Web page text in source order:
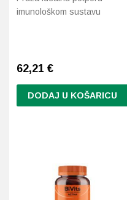
imunološkom sustavu
62,21 €
DODAJ U KOŠARICU